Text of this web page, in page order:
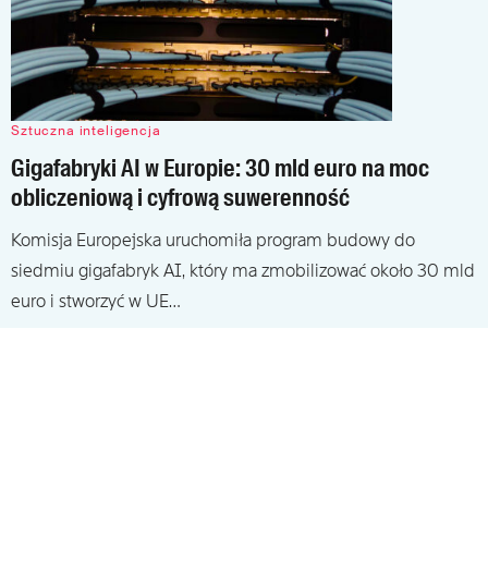
Sztuczna inteligencja
Gigafabryki AI w Europie: 30 mld euro na moc
obliczeniową i cyfrową suwerenność
Komisja Europejska uruchomiła program budowy do
siedmiu gigafabryk AI, który ma zmobilizować około 30 mld
euro i stworzyć w UE…